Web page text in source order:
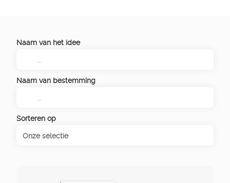
Naam van het idee
Naam van bestemming
Sorteren op
Onze selectie